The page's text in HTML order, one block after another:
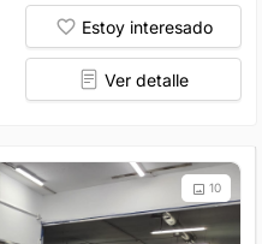
Estoy interesado
Ver detalle
10